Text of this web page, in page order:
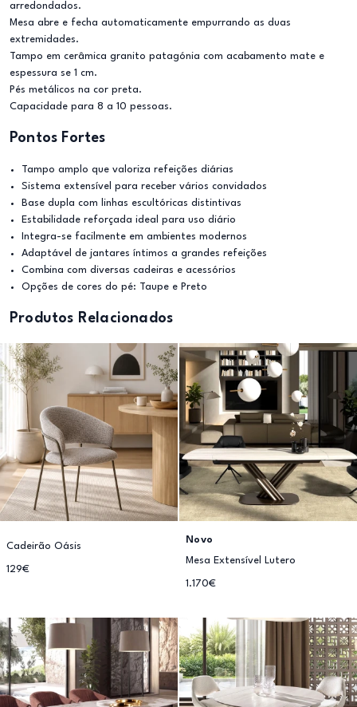
arredondados.
Mesa abre e fecha automaticamente empurrando as duas
extremidades.
Tampo em cerâmica granito patagónia com acabamento mate e
espessura se 1 cm.
Pés metálicos na cor preta.
Capacidade para 8 a 10 pessoas.
Pontos Fortes
Tampo amplo que valoriza refeições diárias
Sistema extensível para receber vários convidados
Base dupla com linhas escultóricas distintivas
Estabilidade reforçada ideal para uso diário
Integra-se facilmente em ambientes modernos
Adaptável de jantares íntimos a grandes refeições
Combina com diversas cadeiras e acessórios
Opções de cores do pé: Taupe e Preto
Produtos Relacionados
Cadeirão Oásis
129€
Novo
Mesa Extensível Lutero
1.170€